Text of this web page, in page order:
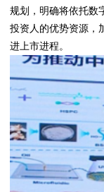
规划，明确将依托数
投资人的优势资源，
进上市进程。